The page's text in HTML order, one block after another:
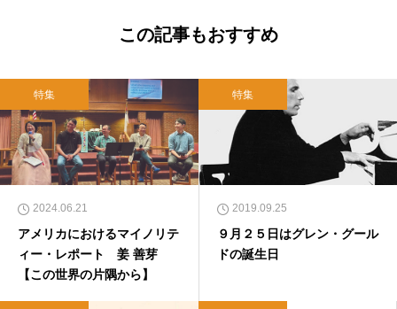
この記事もおすすめ
特集
2024.06.21
アメリカにおけるマイノリテ
ィー・レポート 姜 善芽
【この世界の片隅から】
特集
2019.09.25
９月２５日はグレン・グール
ドの誕生日